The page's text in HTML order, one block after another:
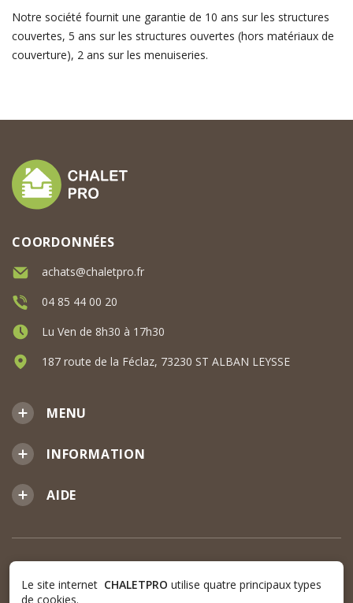
Notre société fournit une garantie de 10 ans sur les structures
couvertes, 5 ans sur les structures ouvertes (hors matériaux de
couverture), 2 ans sur les menuiseries.
MENU
INFORMATION
AIDE
COORDONNÉES
achats@chaletpro.fr
04 85 44 00 20
Lu Ven de 8h30 à 17h30
187 route de la Féclaz, 73230 ST ALBAN LEYSSE
Le site internet CHALETPRO utilise quatre principaux types
de cookies.